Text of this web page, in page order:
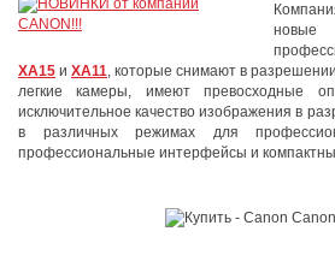
XA15 и XA11, которые снимают в
легкие камеры, имеют превосходные
исключительное качество изображения в
в различных режимах для
профессиональные интерфейсы и